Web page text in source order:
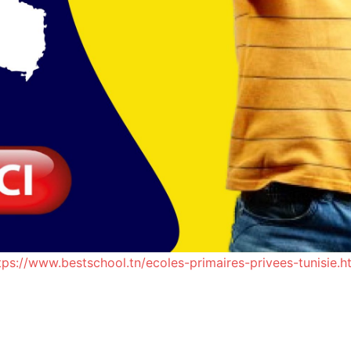
www.bestschool.tn/ecoles-primaires-privees-